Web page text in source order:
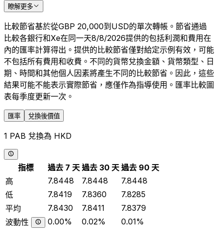
瞭解更多
比較節省基於從GBP 20,000到USD的單次轉帳。節省通過
比較各銀行和Xe在同一天8/8/2026提供的包括利潤和費用在
內的匯率計算得出。提供的比較節省僅對給定示例有效，可能
不包括所有費用和收費。不同的貨幣兌換金額、貨幣類型、日
期、時間和其他個人因素將產生不同的比較節省。因此，這些
結果可能不能表示實際節省，應僅作為指導使用。匯率比較圖
表每季度更新一次。
匯率 兌換後價值
1 PAB 兌換為 HKD
指標 過去 7 天 過去 30 天 過去 90 天
高
7.8448 7.8448
7.8448
低
7.8419 7.8360
7.8285
平均
7.8430 7.8411
7.8379
波動性
0.00% 0.02% 0.01%